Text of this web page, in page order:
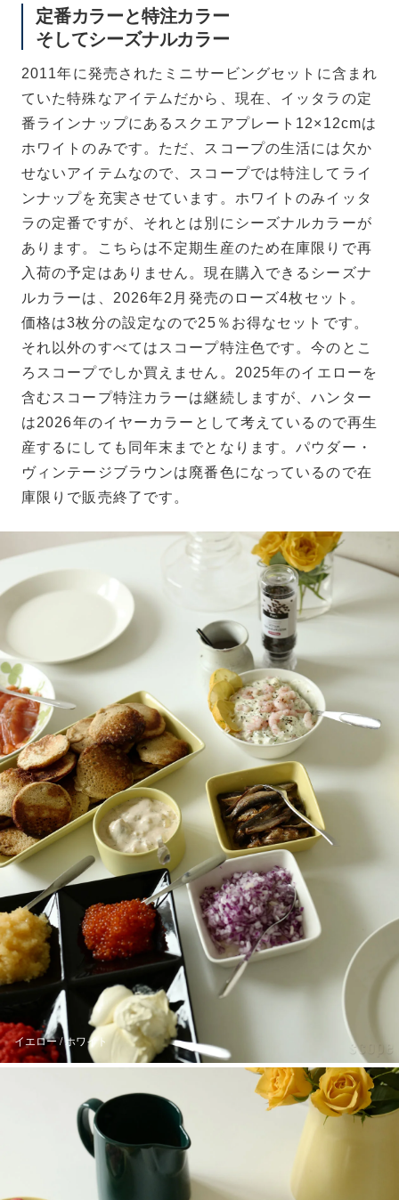
定番カラーと特注カラー
そしてシーズナルカラー
2011年に発売されたミニサービングセットに含まれ
ていた特殊なアイテムだから、現在、イッタラの定
番ラインナップにあるスクエアプレート12×12cmは
ホワイトのみです。ただ、スコープの生活には欠か
せないアイテムなので、スコープでは特注してライ
ンナップを充実させています。ホワイトのみイッタ
ラの定番ですが、それとは別にシーズナルカラーが
あります。こちらは不定期生産のため在庫限りで再
入荷の予定はありません。現在購入できるシーズナ
ルカラーは、2026年2月発売のローズ4枚セット。
価格は3枚分の設定なので25％お得なセットです。
それ以外のすべてはスコープ特注色です。今のとこ
ろスコープでしか買えません。2025年のイエローを
含むスコープ特注カラーは継続しますが、ハンター
は2026年のイヤーカラーとして考えているので再生
産するにしても同年末までとなります。パウダー・
ヴィンテージブラウンは廃番色になっているので在
庫限りで販売終了です。
イエロー / ホワイト